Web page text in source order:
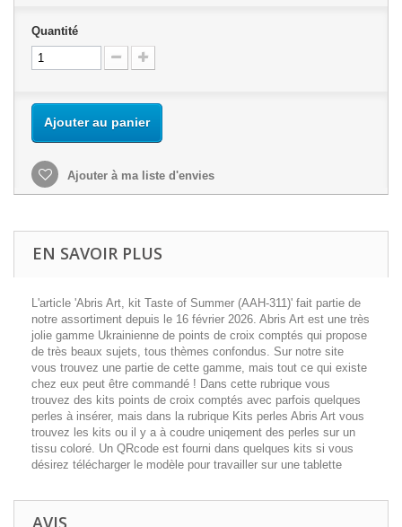
Quantité
Ajouter au panier
Ajouter à ma liste d'envies
EN SAVOIR PLUS
L'article 'Abris Art, kit Taste of Summer (AAH-311)' fait partie de
notre assortiment depuis le 16 février 2026. Abris Art est une très
jolie gamme Ukrainienne de points de croix comptés qui propose
de très beaux sujets, tous thèmes confondus. Sur notre site
vous trouvez une partie de cette gamme, mais tout ce qui existe
chez eux peut être commandé ! Dans cette rubrique vous
trouvez des kits points de croix comptés avec parfois quelques
perles à insérer, mais dans la rubrique Kits perles Abris Art vous
trouvez les kits ou il y a à coudre uniqement des perles sur un
tissu coloré. Un QRcode est fourni dans quelques kits si vous
désirez télécharger le modèle pour travailler sur une tablette